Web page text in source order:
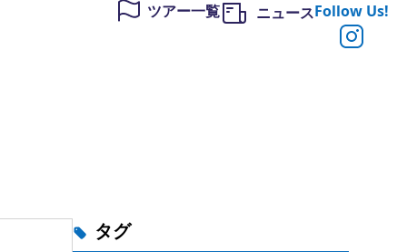
ツアー一覧 ニュースFollow Us!
タグ